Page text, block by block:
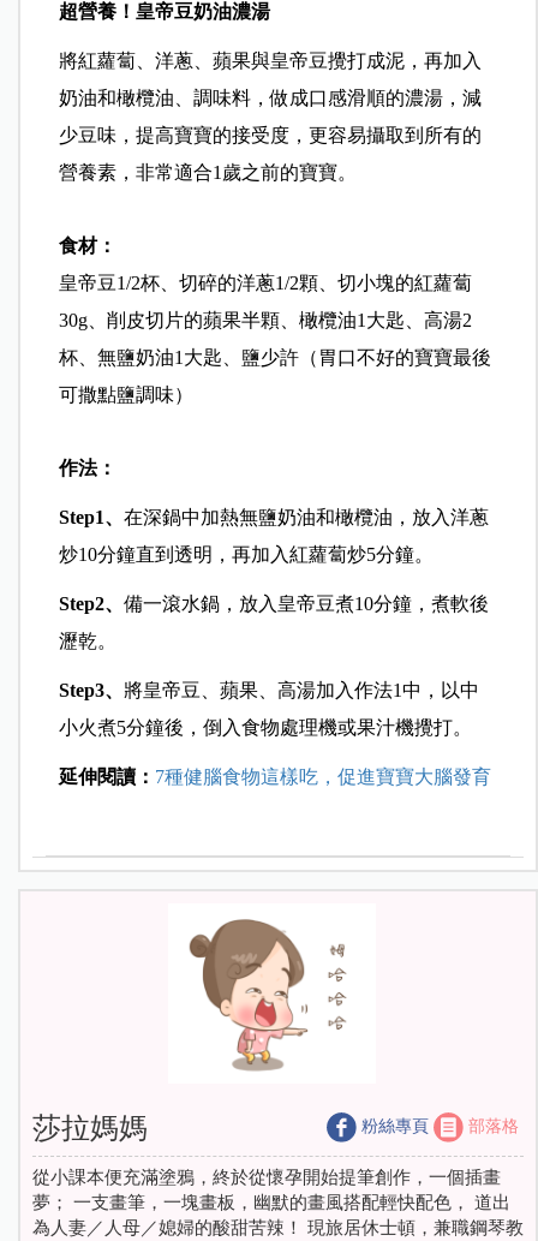
超營養！皇帝豆奶油濃湯
將紅蘿蔔、洋蔥、蘋果與皇帝豆攪打成泥，再加入
奶油和橄欖油、調味料，做成口感滑順的濃湯，減
少豆味，提高寶寶的接受度，更容易攝取到所有的
營養素，非常適合1歲之前的寶寶。
食材：
皇帝豆1/2杯、切碎的洋蔥1/2顆、切小塊的紅蘿蔔
30g、削皮切片的蘋果半顆、橄欖油1大匙、高湯2
杯、無鹽奶油1大匙、鹽少許（胃口不好的寶寶最後
可撒點鹽調味）
作法：
Step1、在深鍋中加熱無鹽奶油和橄欖油，放入洋蔥
炒10分鐘直到透明，再加入紅蘿蔔炒5分鐘。
Step2、備一滾水鍋，放入皇帝豆煮10分鐘，煮軟後
瀝乾。
Step3、 將皇帝豆、蘋果、高湯加入作法1中，以中
小火煮5分鐘後，倒入食物處理機或果汁機攪打。
延伸閱讀： 7種健腦食物這樣吃，促進寶寶大腦發育
莎拉媽媽 粉絲專頁 部落格
從小課本便充滿塗鴉，終於從懷孕開始提筆創作，一個插畫
夢； 一支畫筆，一塊畫板，幽默的畫風搭配輕快配色， 道出
為人妻／人母／媳婦的酸甜苦辣！ 現旅居休士頓，兼職鋼琴教